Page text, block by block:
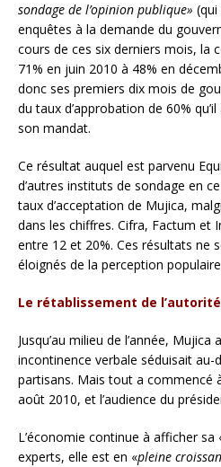
sondage de l’opinion publique»
enquêtes à la demande du
cours de ces six derniers mois, la
71% en juin 2010 à 48% en
donc ses premiers dix mois de
du taux d’approbation de 60%
son mandat.
Ce résultat auquel est parvenu
d’autres instituts de sondage en
taux d’acceptation de Mujica,
dans les chiffres. Cifra, Factum et
entre 12 et 20%. Ces résultats ne
éloignés de la perception
Le rétablissement de l’autorité
Jusqu’au milieu de l’année,
incontinence verbale séduisait au-
partisans. Mais tout a commencé
août 2010, et l’audience du
L’économie continue à afficher sa
experts, elle est en «pleine